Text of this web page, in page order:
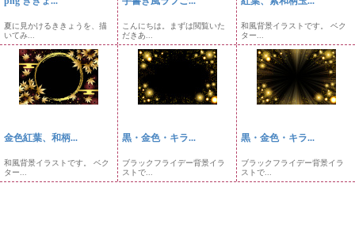
夏に見かけるききょうを、描
いてみ...
こんにちは。まずは閲覧いた
だきあ...
和風背景イラストです。 ベク
ター...
金色紅葉、和柄...
和風背景イラストです。 ベク
ター...
黒・金色・キラ...
ブラックフライデー背景イラ
ストで...
黒・金色・キラ...
ブラックフライデー背景イラ
ストで...